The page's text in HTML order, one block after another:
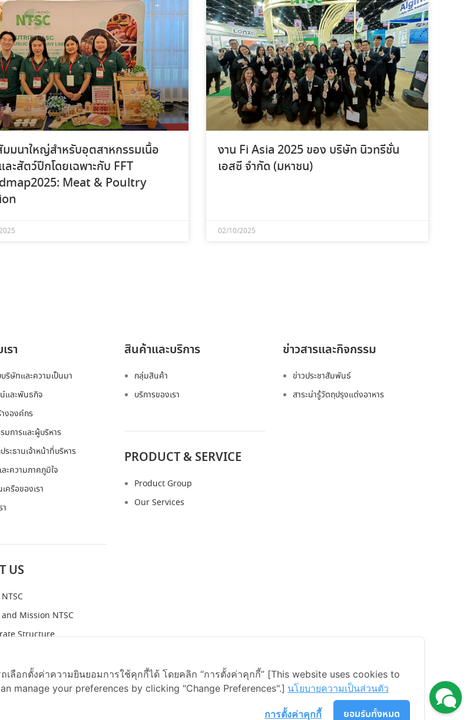
มมนาใหญ่สำหรับอุตสาหกรรมเนื้อ
ะสัตว์ปีกโดยเฉพาะกับ FFT
Meat & Poultry
งาน Fi Asia 2025 ของ บริษัท นิวทรีชั่น
เอสซี จำกัด (มหาชน)
02/10/2025
รา
บริษัทและความเป็นมา
และพันธกิจ
งองค์กร
มการและผู้บริหาร
ระธานเจ้าหน้าที่บริหาร
ะความภาคภูมิใจ
ครือของเรา
US
Mission NTSC
Structure
from CEO
Us
สินค้าและบริการ
กลุ่มสินค้า
บริการของเรา
PRODUCT & SERVICE
Product Group
Our Services
ข่าวสารและกิจกรรม
ข่าวประชาสัมพันธ์
สาระน่ารู้วัตถุปรุงแต่งอาหาร
ลือกตั้งค่าความยินยอมการใช้คุกกี้ได้ โดยคลิก “การตั้งค่าคุกกี้” [This website uses cookies to
manage your preferences by clicking "Change Preferences".] นโยบายความเป็นส่วนตัว
ยอมรับทั้งหมด
การตั้งค่าคุกกี้